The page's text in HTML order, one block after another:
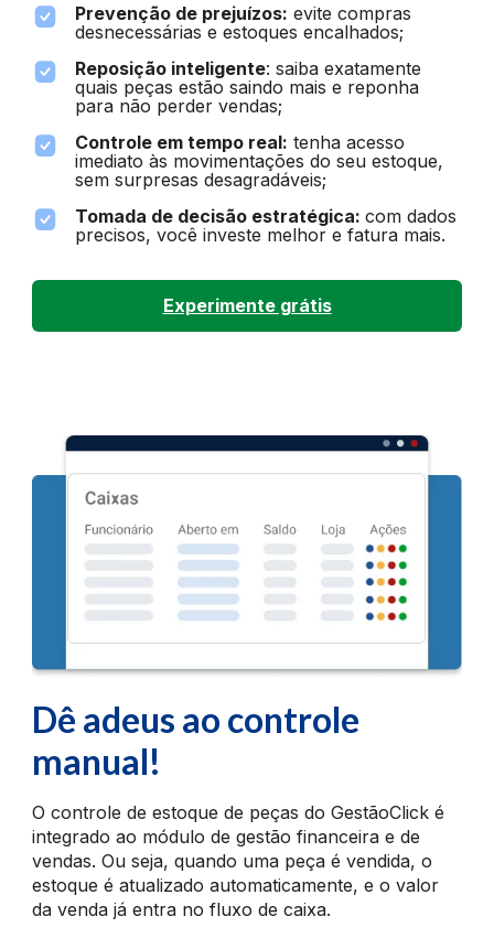
Prevenção de prejuízos: evite compras
desnecessárias e estoques encalhados;
Reposição inteligente: saiba exatamente
quais peças estão saindo mais e reponha
para não perder vendas;
Controle em tempo real: tenha acesso
imediato às movimentações do seu estoque,
sem surpresas desagradáveis;
Tomada de decisão estratégica:com dados
precisos, você investe melhor e fatura mais.
Experimente grátis
Dê adeus ao controle
manual!
O controle de estoque de peças do GestãoClick é
integrado ao módulo de gestão financeira e de
vendas. Ou seja, quando uma peça é vendida, o
estoque é atualizado automaticamente, e o valor
da venda já entra no fluxo de caixa.